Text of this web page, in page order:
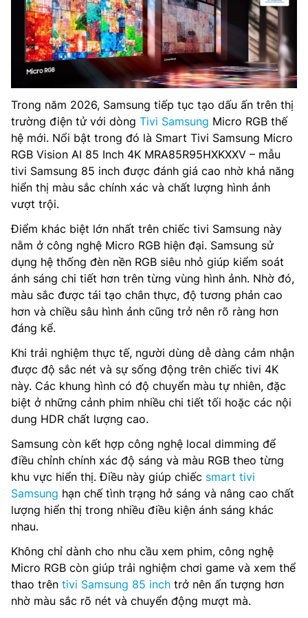
Trong năm 2026, Samsung tiếp tục tạo dấu ấn trên thị
trường điện tử với dòng Tivi Samsung Micro RGB thế
hệ mới. Nổi bật trong đó là Smart Tivi Samsung Micro
RGB Vision AI 85 Inch 4K MRA85R95HXKXXV – mẫu
tivi Samsung 85 inch được đánh giá cao nhờ khả năng
hiển thị màu sắc chính xác và chất lượng hình ảnh
vượt trội.
Điểm khác biệt lớn nhất trên chiếc tivi Samsung này
nằm ở công nghệ Micro RGB hiện đại. Samsung sử
dụng hệ thống đèn nền RGB siêu nhỏ giúp kiểm soát
ánh sáng chi tiết hơn trên từng vùng hình ảnh. Nhờ đó,
màu sắc được tái tạo chân thực, độ tương phản cao
hơn và chiều sâu hình ảnh cũng trở nên rõ ràng hơn
đáng kể.
Khi trải nghiệm thực tế, người dùng dễ dàng cảm nhận
được độ sắc nét và sự sống động trên chiếc tivi 4K
này. Các khung hình có độ chuyển màu tự nhiên, đặc
biệt ở những cảnh phim nhiều chi tiết tối hoặc các nội
dung HDR chất lượng cao.
Samsung còn kết hợp công nghệ local dimming để
điều chỉnh chính xác độ sáng và màu RGB theo từng
khu vực hiển thị. Điều này giúp chiếc smart tivi
Samsung hạn chế tình trạng hở sáng và nâng cao chất
lượng hiển thị trong nhiều điều kiện ánh sáng khác
nhau.
Không chỉ dành cho nhu cầu xem phim, công nghệ
Micro RGB còn giúp trải nghiệm chơi game và xem thể
thao trên tivi Samsung 85 inch trở nên ấn tượng hơn
nhờ màu sắc rõ nét và chuyển động mượt mà.